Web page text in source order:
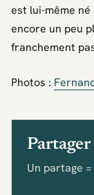
est lui-même
encore un peu
franchement
Photos :
Un partage